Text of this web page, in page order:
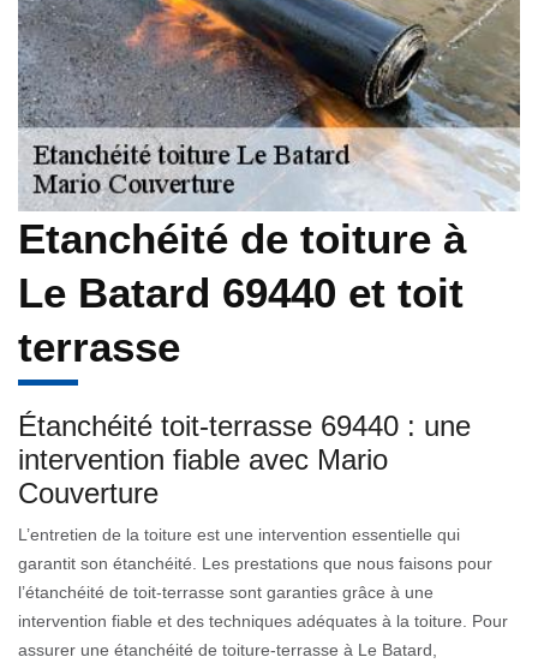
Etanchéité de toiture à
Le Batard 69440 et toit
terrasse
Étanchéité toit-terrasse 69440 : une
intervention fiable avec Mario
Couverture
L’entretien de la toiture est une intervention essentielle qui
garantit son étanchéité. Les prestations que nous faisons pour
l’étanchéité de toit-terrasse sont garanties grâce à une
intervention fiable et des techniques adéquates à la toiture. Pour
assurer une étanchéité de toiture-terrasse à Le Batard,